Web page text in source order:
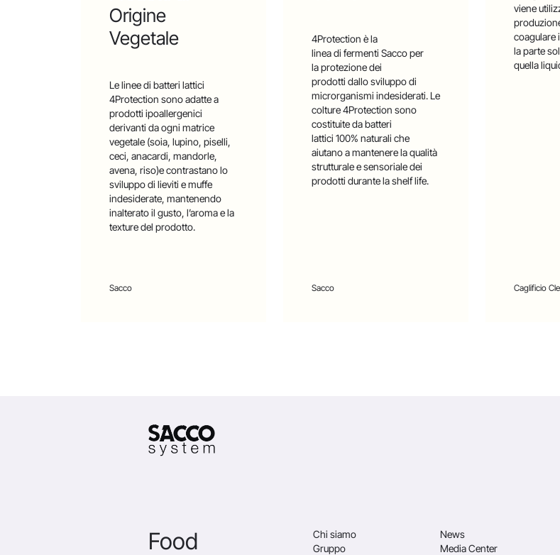
Origine
Vegetale
Le linee di batteri lattici
4Protection sono adatte a
prodotti ipoallergenici
derivanti da ogni matrice
vegetale (soia, lupino, piselli,
ceci, anacardi, mandorle,
avena, riso)e contrastano lo
sviluppo di lieviti e muffe
indesiderate, mantenendo
inalterato il gusto, l’aroma e la
texture del prodotto.
Sacco
4Protection è la
linea di fermenti Sacco per
la protezione dei
prodotti dallo sviluppo di
microrganismi indesiderati. Le
colture 4Protection sono
costituite da batteri
lattici 100% naturali che
aiutano a mantenere la qualità
strutturale e sensoriale dei
prodotti durante la shelf life.
Sacco
viene
coagulare
la parte
quella
Caglificio
Food
Chi siamo
Gruppo
News
Media Center